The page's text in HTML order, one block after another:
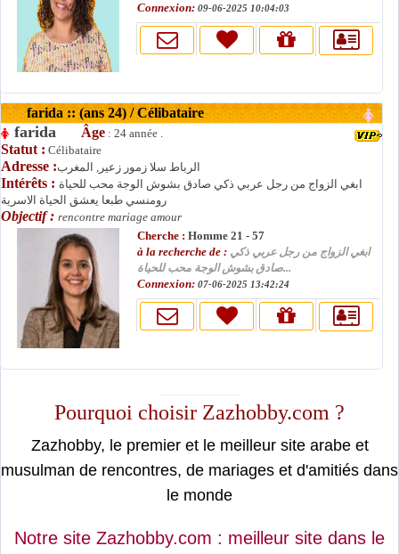
Connexion: 09-06-2025 10:04:03
farida :: (ans 24) / Célibataire
farida Âge : 24 année .
Statut : Célibataire
Adresse :الرباط سلا زمور زعير, المغرب
Intérêts : ابغي الزواج من رجل عربي ذكي صادق بشوش الوجة محب للحياة
رومنسي طبعا يعشق الحياة الاسرية
Objectif : rencontre mariage amour
Cherche : Homme 21 - 57
à la recherche de : ابغي الزواج من رجل عربي ذكي
صادق بشوش الوجة محب للحياة...
Connexion: 07-06-2025 13:42:24
Pourquoi choisir Zazhobby.com ?
Zazhobby, le premier et le meilleur site arabe et
musulman de rencontres, de mariages et d'amitiés dans
le monde
Notre site Zazhobby.com : meilleur site dans le